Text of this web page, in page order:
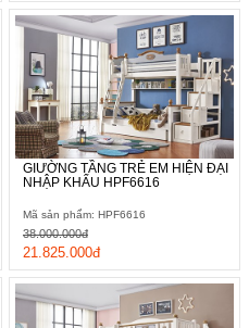
GIƯỜNG TẦNG TRẺ EM HIỆN ĐẠI
NHẬP KHẨU HPF6616
Mã sản phẩm: HPF6616
21.825.000đ
38.000.000đ